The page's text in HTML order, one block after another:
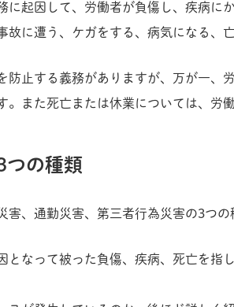
に起因して、労働者が負傷し、疾病に
故に遭う、ケガをする、病気になる、
防止する義務がありますが、万が一、
。また死亡または休業については、労
つの種類
害、通勤災害、第三者行為災害の3つの
となって被った負傷、疾病、死亡を指